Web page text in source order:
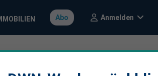
Abo Anmelden